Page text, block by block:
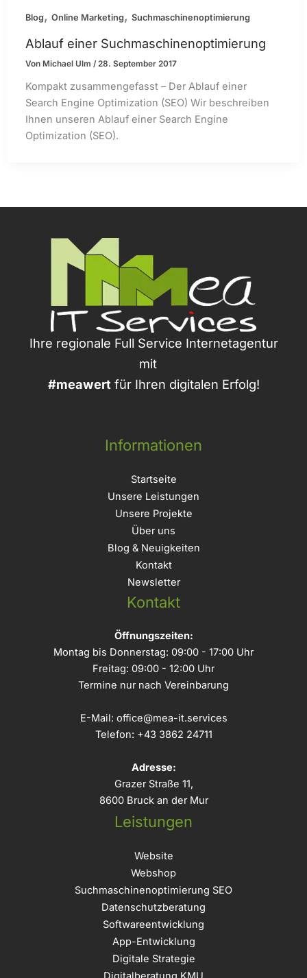
Blog,Online Marketing,Suchmaschinenoptimierung
Ablauf einer Suchmaschinenoptimierung
Von Michael Ulm/28. September 2017
Kompakt zusammengefasst – Der Ablauf einer
Search Engine Optimization (SEO) Wir beschreiben
Ihnen unseren Ablauf einer Search Engine
Optimization (SEO).
Ihre regionale Full Service Internetagentur
mit
#meawert für Ihren digitalen Erfolg!
Informationen
Startseite
Unsere Leistungen
Unsere Projekte
Über uns
Blog & Neuigkeiten
Kontakt
Newsletter
Kontakt
Öffnungszeiten:
Montag bis Donnerstag: 09:00 - 17:00 Uhr
Freitag: 09:00 - 12:00 Uhr
Termine nur nach Vereinbarung
E-Mail: office@mea-it.services
Telefon: +43 3862 24711
Adresse:
Grazer Straße 11,
8600 Bruck an der Mur
Leistungen
Website
Webshop
Suchmaschinenoptimierung SEO
Datenschutzberatung
Softwareentwicklung
App-Entwicklung
Digitale Strategie